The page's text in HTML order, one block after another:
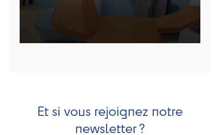
Et si vous rejoignez notre
newsletter ?